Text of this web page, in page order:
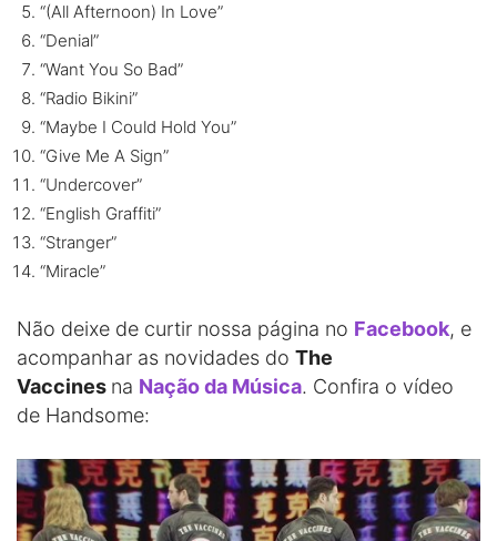
“(All Afternoon) In Love”
“Denial”
“Want You So Bad”
“Radio Bikini”
“Maybe I Could Hold You”
“Give Me A Sign”
“Undercover”
“English Graffiti”
“Stranger”
“Miracle”
Não deixe de curtir nossa página no Facebook, e
acompanhar as novidades do The
Vaccines na Nação da Música. Confira o vídeo
de Handsome: